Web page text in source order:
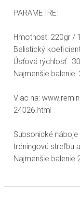
PARAMETRE:
Hmotnosť: 220gr /
Balistický
Úsťová rýchlosť:
Najmenšie balenie:
Viac na:
24026.html
Subsonické
tréningovú streľbu
Najmenšie balenie